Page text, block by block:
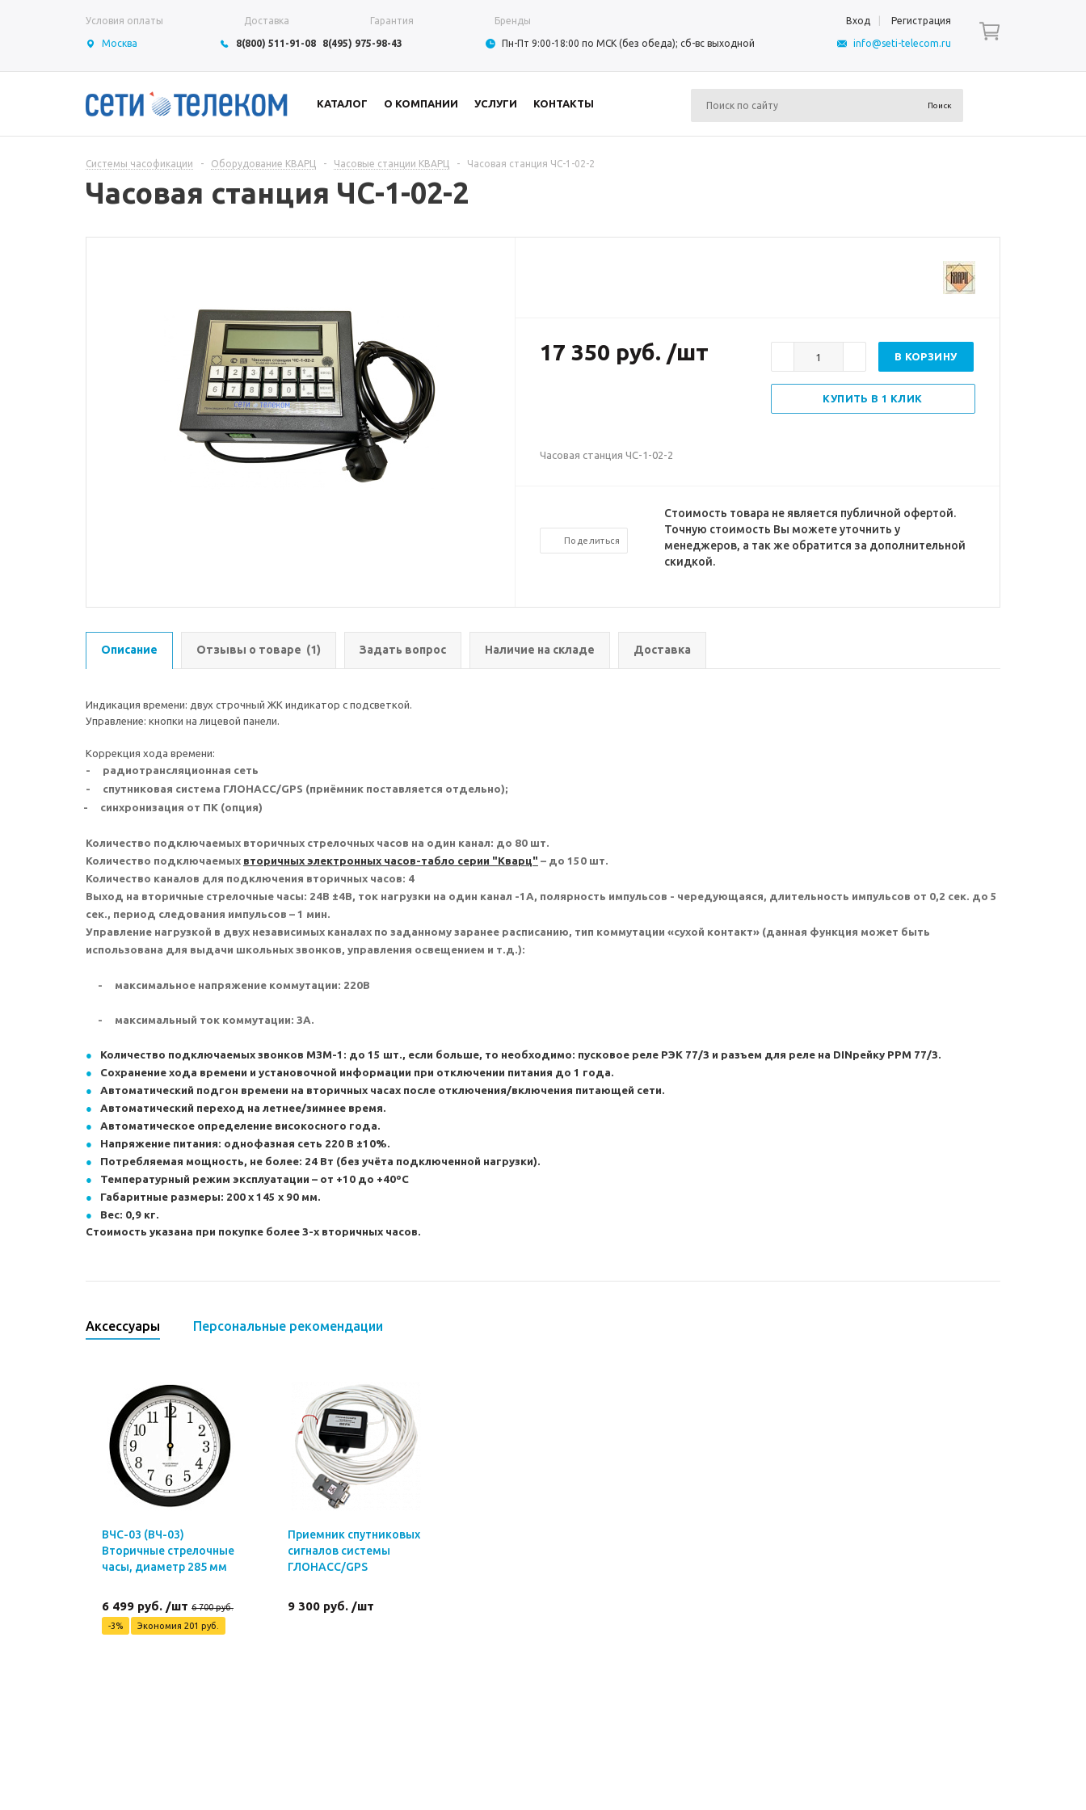
Условия оплаты Доставка Гарантия Бренды Вход Регистрация
Москва 8(800) 511-91-08 8(495) 975-98-43 Пн-Пт 9:00-18:00 по МСК (без обеда); сб-вс выходной info@seti-telecom.ru
КАТАЛОГ О КОМПАНИИ УСЛУГИ КОНТАКТЫ
Системы часофикации - Оборудование КВАРЦ - Часовые станции КВАРЦ - Часовая станция ЧС-1-02-2
Часовая станция ЧС-1-02-2
17 350 руб. /шт В КОРЗИНУ
КУПИТЬ В 1 КЛИК
Часовая станция ЧС-1-02-2
Поделиться
Стоимость товара не является публичной офертой.
Точную стоимость Вы можете уточнить у
менеджеров, а так же обратится за дополнительной
скидкой.
Описание Отзывы о товаре (1) Задать вопрос Наличие на складе Доставка
Индикация времени: двух строчный ЖК индикатор с подсветкой.
Управление: кнопки на лицевой панели.
Коррекция хода времени:
-
радиотрансляционная сеть
-
спутниковая система ГЛОНАСС/GPS (приёмник поставляется отдельно);
-
синхронизация от ПК (опция)
Количество подключаемых вторичных стрелочных часов на один канал: до 80 шт.
Количество подключаемых вторичных электронных часов-табло серии "Кварц" – до 150 шт.
Количество каналов для подключения вторичных часов: 4
Выход на вторичные стрелочные часы: 24В ±4В, ток нагрузки на один канал -1А, полярность импульсов - чередующаяся, длительность импульсов от 0,2 сек. до 5
сек., период следования импульсов – 1 мин.
Управление нагрузкой в двух независимых каналах по заданному заранее расписанию, тип коммутации «сухой контакт» (данная функция может быть
использована для выдачи школьных звонков, управления освещением и т.д.):
- максимальное напряжение коммутации: 220В
- максимальный ток коммутации: 3А.
Количество подключаемых звонков МЗМ-1: до 15 шт., если больше, то необходимо: пусковое реле РЭК 77/3 и разъем для реле на DINрейку РРМ 77/3.
Сохранение хода времени и установочной информации при отключении питания до 1 года.
Автоматический подгон времени на вторичных часах после отключения/включения питающей сети.
Автоматический переход на летнее/зимнее время.
Автоматическое определение високосного года.
Напряжение питания: однофазная сеть 220 В ±10%.
Потребляемая мощность, не более: 24 Вт (без учёта подключенной нагрузки).
Температурный режим эксплуатации – от +10 до +40ºС
Габаритные размеры: 200 х 145 х 90 мм.
Вес: 0,9 кг.
Стоимость указана при покупке более 3-х вторичных часов.
Аксессуары Персональные рекомендации
ВЧС-03 (ВЧ-03)
Вторичные стрелочные
часы, диаметр 285 мм
6 499 руб. /шт 6 700 руб.
-3%
Экономия 201 руб.
Приемник спутниковых
сигналов системы
ГЛОНАСС/GPS
9 300 руб. /шт